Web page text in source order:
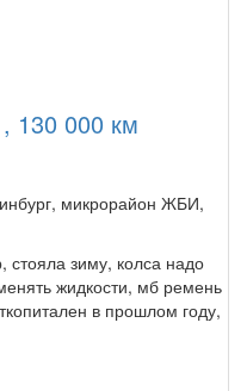
130 000 км
микрорайон ЖБИ,
стояла зиму, колса надо
жидкости, мб ремень
в прошлом году,